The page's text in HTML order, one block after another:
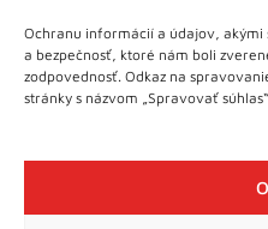
Ochranu informácií a údajov,
a bezpečnosť, ktoré nám boli
zodpovednosť. Odkaz na
stránky s názvom „Spravovať
Info tel.: +421 917 779 888
Vínotéka: +421 917 888 879
Vínotéka: Bratislavská 49/B,